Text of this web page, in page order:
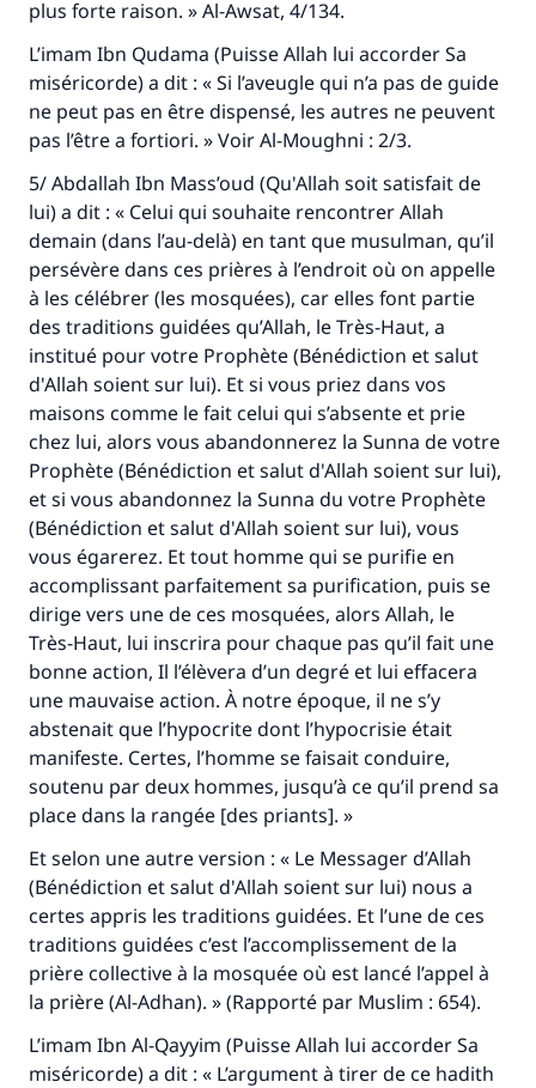
plus forte raison. »Al-Awsat, 4/134.
L’imam Ibn Qudama (Puisse Allah lui accorder Sa
miséricorde) a dit : « Si l’aveugle qui n’a pas de guide
ne peut pas en être dispensé, les autres ne peuvent
pas l’être a fortiori. » VoirAl-Moughni : 2/3.
5/ Abdallah Ibn Mass’oud (Qu'Allah soit satisfait de
lui) a dit : « Celui qui souhaite rencontrer Allah
demain (dans l’au-delà) en tant que musulman, qu’il
persévère dans ces prières à l’endroit où on appelle
à les célébrer (les mosquées), car elles font partie
des traditions guidées qu’Allah, le Très-Haut, a
institué pour votre Prophète (Bénédiction et salut
d'Allah soient sur lui). Et si vous priez dans vos
maisons comme le fait celui qui s’absente et prie
chez lui, alors vous abandonnerez la Sunna de votre
Prophète (Bénédiction et salut d'Allah soient sur lui),
et si vous abandonnez la Sunna du votre Prophète
(Bénédiction et salut d'Allah soient sur lui), vous
vous égarerez. Et tout homme qui se purifie en
accomplissant parfaitement sa purification, puis se
dirige vers une de ces mosquées, alors Allah, le
Très-Haut, lui inscrira pour chaque pas qu’il fait une
bonne action, Il l’élèvera d’un degré et lui effacera
une mauvaise action. À notre époque, il ne s’y
abstenait que l’hypocrite dont l’hypocrisie était
manifeste. Certes, l’homme se faisait conduire,
soutenu par deux hommes, jusqu’à ce qu’il prend sa
place dans la rangée [des priants]. »
Et selon une autre version : « Le Messager d’Allah
(Bénédiction et salut d'Allah soient sur lui) nous a
certes appris les traditions guidées. Et l’une de ces
traditions guidées c’est l’accomplissement de la
prière collective à la mosquée où est lancé l’appel à
la prière (Al-Adhan). » (Rapporté par Muslim : 654).
L’imam Ibn Al-Qayyim (Puisse Allah lui accorder Sa
miséricorde) a dit : « L’argument à tirer de ce hadith